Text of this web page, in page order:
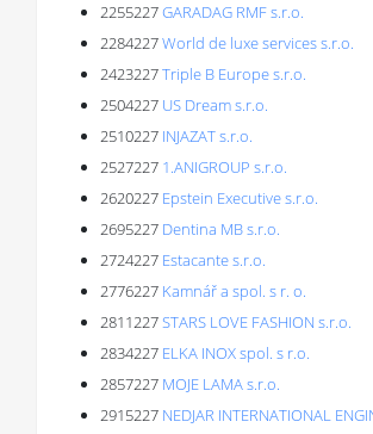
2255227GARADAG RMF s.r.o.
2284227World de luxe services s.r.o.
2423227Triple B Europe s.r.o.
2504227 US Dream s.r.o.
2510227 INJAZAT s.r.o.
2527227 1.ANIGROUP s.r.o.
2620227 Epstein Executive s.r.o.
2695227 Dentina MB s.r.o.
2724227 Estacante s.r.o.
2776227 Kamnář a spol. s r. o.
2811227STARS LOVE FASHION s.r.o.
2834227 ELKA INOX spol. s r.o.
2857227 MOJE LAMA s.r.o.
2915227 NEDJAR INTERNATIONAL